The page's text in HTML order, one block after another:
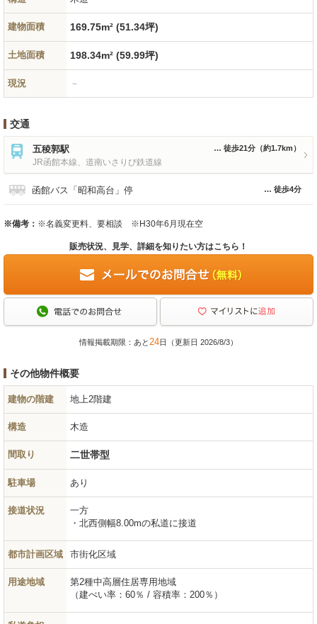
建物面積 169.75m² (51.34坪)
土地面積 198.34m² (59.99坪)
現況 －
交通
五稜郭駅
JR函館本線、道南いさりび鉄道線
徒歩21分 （約1.7km）
函館バス「昭和高台」停 徒歩4分
※備考： ※名義変更料、要相談 ※H30年6月現在空
販売状況、見学、詳細を知りたい方はこちら！
情報掲載期限：あと24日（更新日 2026/8/3）
その他物件概要
建物の階建 地上2階建
構造 木造
間取り 二世帯型
駐車場 あり
接道状況
一方
北西側幅8.00mの私道に接道
都市計画区域 市街化区域
用途地域
第2種中高層住居専用地域
（建ぺい率：60％ / 容積率：200％）